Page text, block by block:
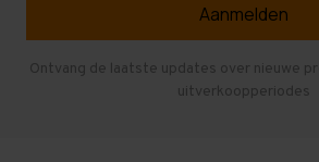
Gebruikte entresolvloeren
Ontvang de laatste updates over nieuwe
uitverkoopperiodes